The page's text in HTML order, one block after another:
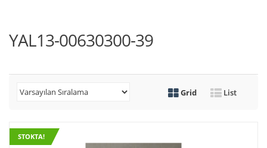
YAL13-00630300-39
Grid List
STOKTA!